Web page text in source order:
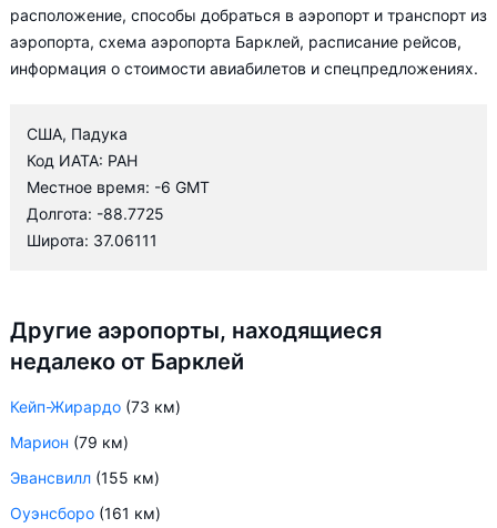
расположение, способы добраться в аэропорт и транспорт из
аэропорта, схема аэропорта Барклей, расписание рейсов,
информация о стоимости авиабилетов и спецпредложениях.
США, Падука
Код ИАТА: PAH
Местное время: -6 GMT
Долгота: -88.7725
Широта: 37.06111
Другие аэропорты, находящиеся
недалеко от Барклей
Кейп-Жирардо (73 км)
Марион (79 км)
Эвансвилл (155 км)
Оуэнсборо (161 км)